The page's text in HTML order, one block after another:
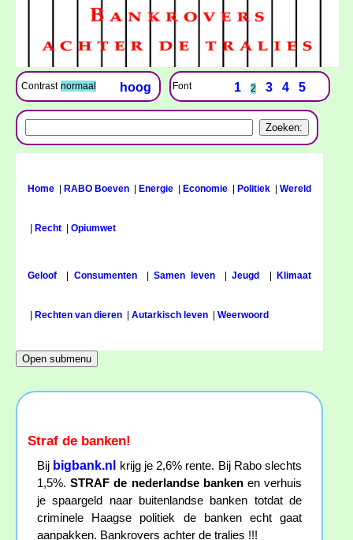
Contrast normaal hoog Font 1 2 3 4 5
Home RABO Boeven Energie Economie Politiek Wereld
Recht Opiumwet
Geloof Consumenten|Samen leven|Jeugd Klimaat
Rechten van dieren Autarkisch leven Weerwoord
Straf de banken!
Bij bigbank.nl
krijg je 2,6% rente. Bij Rabo slechts
1,5%.STRAF de nederlandse bankenen verhuis
je spaargeld naar buitenlandse banken totdat de
criminele Haagse politiek de banken echt gaat
aanpakken. Bankrovers achter de tralies !!!